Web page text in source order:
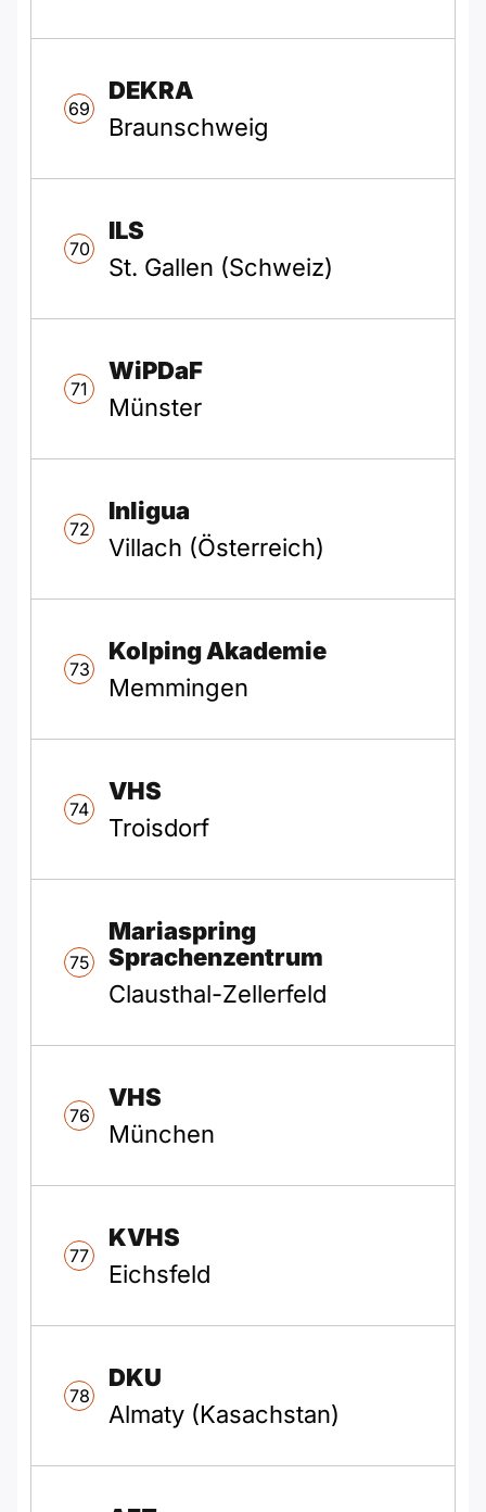
69
DEKRA
Braunschweig
70
ILS
St. Gallen (Schweiz)
71
WiPDaF
Münster
72
Inligua
Villach (Österreich)
73
Kolping Akademie
Memmingen
74
VHS
Troisdorf
75
Mariaspring
Sprachenzentrum
Clausthal-Zellerfeld
76
VHS
München
77
KVHS
Eichsfeld
78
DKU
Almaty (Kasachstan)